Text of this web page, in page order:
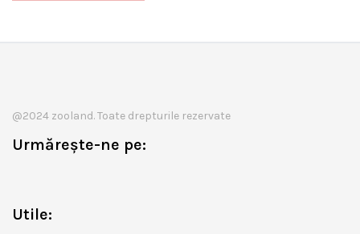
@2024 zooland. Toate drepturile rezervate
Urmărește-ne pe:
Utile: